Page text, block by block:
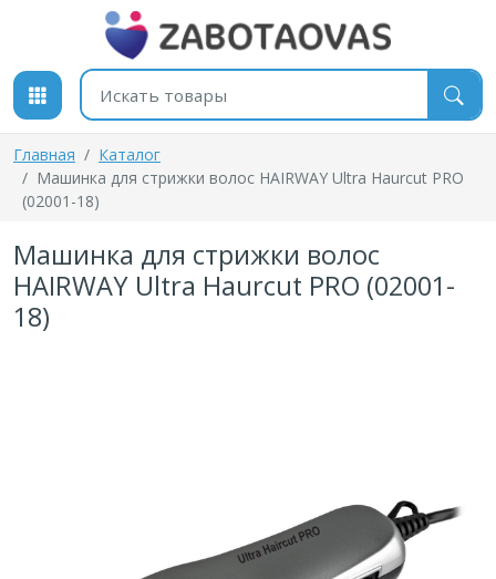
К содержимому
Поиск товаров
Главная
Каталог
Машинка для стрижки волос HAIRWAY Ultra Haurcut PRO
(02001-18)
Машинка для стрижки волос
HAIRWAY Ultra Haurcut PRO (02001-
18)